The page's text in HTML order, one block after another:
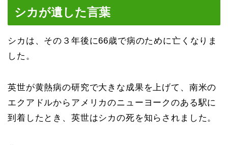
シカが遺した言葉
シカは、その３年後に66歳で病のために亡くなりま
した。
英世が黄熱病の研究で大きな成果を上げて、南米の
エクアドルからアメリカのニューヨークのある駅に
到着したとき、英世はシカの死を知らされました。